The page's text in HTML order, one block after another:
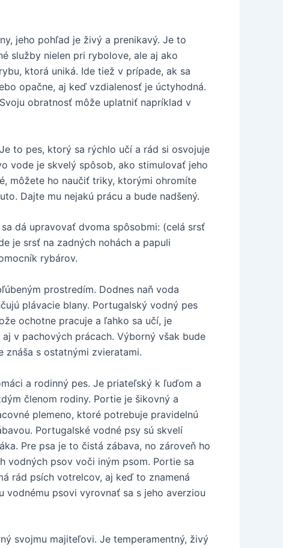
jeho pohľad je živý a prenikavý. Je to
služby nielen pri rybolove, ale aj ako
ktorá uniká. Ide tiež v prípade, ak sa
opačne, aj keď vzdialenosť je úctyhodná.
obratnosť môže uplatniť napríklad v
to pes, ktorý sa rýchlo učí a rád si osvojuje
vode je skvelý spôsob, ako stimulovať jeho
môžete ho naučiť triky, ktorými ohromíte
Dajte mu nejakú prácu a bude nadšený.
dá upravovať dvoma spôsobmi: (celá srsť
je srsť na zadných nohách a papuli
rybárov.
prostredím. Dodnes naň voda
plávacie blany. Portugalský vodný pes
ochotne pracuje a ľahko sa učí, je
v pachových prácach. Výborný však bude
s ostatnými zvieratami.
a rodinný pes. Je priateľský k ľuďom a
členom rodiny. Portie je šikovný a
plemeno, ktoré potrebuje pravidelnú
Portugalské vodné psy sú skvelí
Pre psa je to čistá zábava, no zároveň ho
vodných psov voči iným psom. Portie sa
rád psích votrelcov, aj keď to znamená
vodnému psovi vyrovnať sa s jeho averziou
svojmu majiteľovi. Je temperamentný, živý